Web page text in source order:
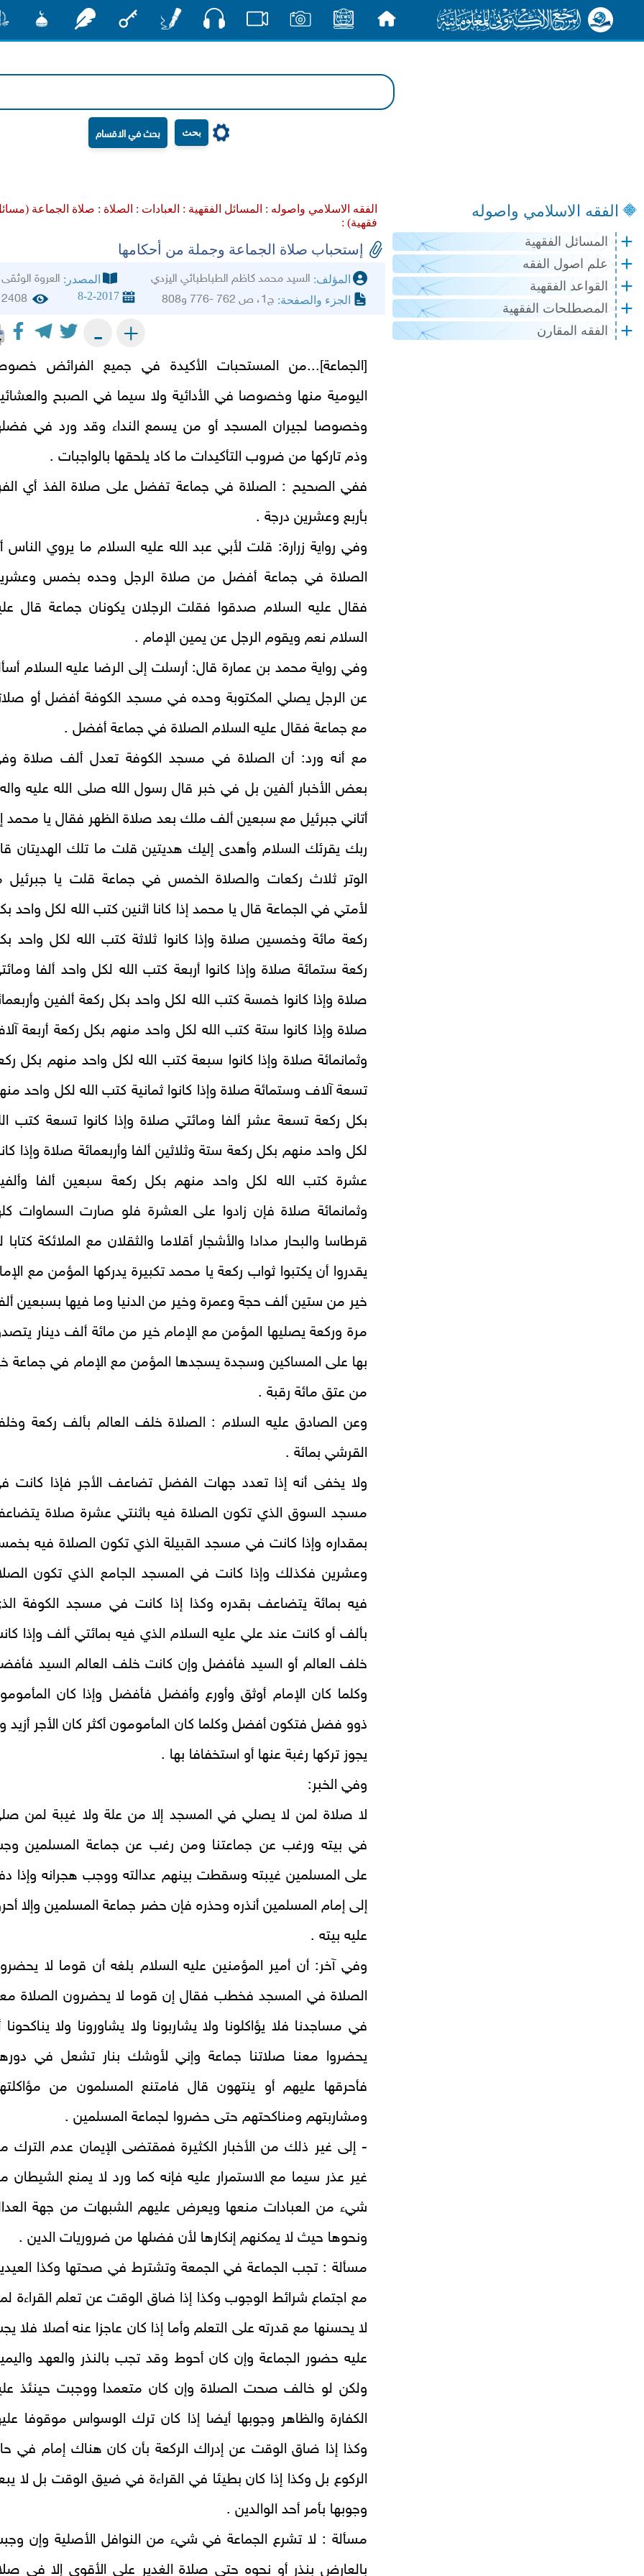
بحث
الفقه الاسلامي واصوله
المسائل الفقهية
علم اصول الفقه
القواعد الفقهية
المصطلحات الفقهية
الفقه المقارن
الفقه الاسلامي واصوله : المسائل الفقهية : العبادات : الصلاة : صلاة الجماعة
فقهية) :
إستحباب صلاة الجماعة وجملة من أحكامها
المؤلف: السيد محمد كاظم الطباطبائي اليزدي المصدر: العروة الوثقى
الجزء والصفحة: ج1، ص 762 -776 و808 8-2-2017
2408
+
-
[الجماعة]...من المستحبات الأكيدة في جميع الفرائض
اليومية منها وخصوصا في الأدائية ولا سيما في الصبح
وخصوصا لجيران المسجد أو من يسمع النداء وقد ورد في
وذم تاركها من ضروب التأكيدات ما كاد يلحقها بالواجبات‌ .
ففي الصحيح : الصلاة في جماعة تفضل على صلاة الفذ أي
بأربع وعشرين درجة .
وفي رواية زرارة: قلت لأبي عبد الله عليه السلام ما يروي الناس
الصلاة في جماعة أفضل من صلاة الرجل وحده بخمس
فقال عليه السلام صدقوا فقلت الرجلان يكونان جماعة قال
السلام نعم ويقوم الرجل عن يمين الإمام .
وفي رواية محمد بن عمارة قال: أرسلت إلى الرضا عليه السلام
عن الرجل يصلي المكتوبة وحده في مسجد الكوفة أفضل أو
مع جماعة فقال عليه السلام الصلاة في جماعة أفضل .
مع أنه‌ ورد: أن الصلاة في مسجد الكوفة تعدل ألف صلاة
بعض الأخبار ألفين بل في خبر‌ قال رسول الله صلى الله عليه
أتاني جبرئيل مع سبعين ألف ملك بعد صلاة الظهر فقال يا محمد
ربك يقرئك السلام وأهدى إليك هديتين قلت ما تلك الهديتان
الوتر ثلاث ركعات والصلاة الخمس في جماعة قلت يا جبرئيل
لأمتي في الجماعة قال يا محمد إذا كانا اثنين كتب الله لكل واحد
ركعة مائة وخمسين صلاة وإذا كانوا ثلاثة كتب الله لكل واحد
ركعة ستمائة صلاة وإذا كانوا أربعة كتب الله لكل واحد ألفا
صلاة وإذا كانوا خمسة كتب الله لكل واحد بكل ركعة ألفين
صلاة وإذا كانوا ستة كتب الله لكل واحد منهم بكل ركعة أربعة
وثمانمائة صلاة وإذا كانوا سبعة كتب الله لكل واحد منهم بكل
تسعة آلاف وستمائة صلاة وإذا كانوا ثمانية كتب الله لكل واحد
بكل ركعة تسعة عشر ألفا ومائتي صلاة وإذا كانوا تسعة كتب
لكل واحد منهم بكل ركعة ستة وثلاثين ألفا وأربعمائة صلاة وإذا
عشرة كتب الله لكل واحد منهم بكل ركعة سبعين ألفا
وثمانمائة صلاة فإن زادوا على العشرة فلو صارت السماوات
قرطاسا والبحار مدادا والأشجار أقلاما والثقلان مع الملائكة كتابا
يقدروا أن يكتبوا ثواب ركعة يا محمد تكبيرة يدركها المؤمن مع
خير من ستين ألف حجة وعمرة وخير من الدنيا وما فيها بسبعين
مرة وركعة يصليها المؤمن مع الإمام خير من مائة ألف دينار
بها على المساكين وسجدة يسجدها المؤمن مع الإمام في جماعة
من عتق مائة رقبة .
وعن الصادق عليه السلام : الصلاة خلف العالم بألف ركعة
القرشي بمائة .
ولا يخفى أنه إذا تعدد جهات الفضل تضاعف الأجر فإذا كانت
مسجد السوق الذي تكون الصلاة فيه باثنتي عشرة صلاة
بمقداره وإذا كانت في مسجد القبيلة الذي تكون الصلاة فيه
وعشرين فكذلك وإذا كانت في المسجد الجامع الذي تكون
فيه بمائة يتضاعف بقدره وكذا إذا كانت في مسجد الكوفة
بألف أو كانت عند علي عليه السلام الذي فيه بمائتي ألف وإذا
خلف العالم أو السيد فأفضل وإن كانت خلف العالم السيد
وكلما كان الإمام أوثق وأورع وأفضل فأفضل وإذا كان
ذوو فضل فتكون أفضل وكلما كان المأمومون أكثر كان الأجر أزيد
يجوز تركها رغبة عنها أو استخفافا بها‌ .
وفي الخبر:
لا صلاة لمن لا يصلي في المسجد إلا من علة ولا غيبة لمن
في بيته ورغب عن جماعتنا ومن رغب عن جماعة المسلمين
على المسلمين غيبته وسقطت بينهم عدالته ووجب هجرانه وإذا
إلى إمام المسلمين أنذره وحذره فإن حضر جماعة المسلمين وإلا
عليه بيته .
وفي آخر: أن أمير المؤمنين عليه السلام بلغه أن قوما لا
الصلاة في المسجد فخطب فقال إن قوما لا يحضرون الصلاة
في مساجدنا فلا يؤاكلونا ولا يشاربونا ولا يشاورونا ولا يناكحونا
يحضروا معنا صلاتنا جماعة وإني لأوشك بنار تشعل في
فأحرقها عليهم أو ينتهون قال فامتنع المسلمون من
ومشاربتهم ومناكحتهم حتى حضروا لجماعة المسلمين .
- إلى غير ذلك من الأخبار الكثيرة فمقتضى الإيمان عدم الترك
غير عذر سيما مع الاستمرار عليه فإنه كما ورد لا يمنع الشيطان
شي‌ء من العبادات منعها ويعرض عليهم الشبهات من جهة
ونحوها حيث لا يمكنهم إنكارها لأن فضلها من ضروريات الدين‌ .
مسألة : تجب الجماعة في الجمعة وتشترط في صحتها وكذا
مع اجتماع شرائط الوجوب وكذا إذا ضاق الوقت عن تعلم القراءة
لا يحسنها مع قدرته على التعلم وأما إذا كان عاجزا عنه‌ أصلا فلا
عليه حضور الجماعة وإن كان أحوط وقد تجب بالنذر والعهد
ولكن لو خالف صحت الصلاة وإن كان متعمدا ووجبت حينئذ
الكفارة والظاهر وجوبها أيضا إذا كان ترك الوسواس موقوفا
وكذا إذا ضاق الوقت عن إدراك الركعة بأن كان هناك إمام في
الركوع بل وكذا إذا كان بطيئا في القراءة في ضيق الوقت بل لا
وجوبها بأمر أحد الوالدين‌ .
مسألة : لا تشرع الجماعة في شي‌ء من النوافل الأصلية وإن
بالعارض بنذر أو نحوه حتى صلاة الغدير على الأقوى إلا في